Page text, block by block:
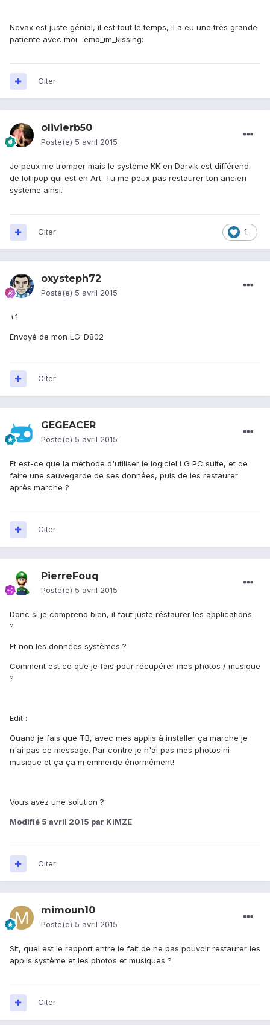
Nevax est juste génial, il est tout le temps, il a eu une très grande
patiente avec moi :emo_im_kissing:
Citer
olivierb50
Posté(e) 5 avril 2015
Je peux me tromper mais le système KK en Darvik est différend
de lollipop qui est en Art. Tu me peux pas restaurer ton ancien
système ainsi.
1
Citer
oxysteph72
Posté(e) 5 avril 2015
+1
Envoyé de mon LG-D802
Citer
GEGEACER
Posté(e) 5 avril 2015
Et est-ce que la méthode d'utiliser le logiciel LG PC suite, et de
faire une sauvegarde de ses données, puis de les restaurer
après marche ?
Citer
PierreFouq
Posté(e) 5 avril 2015
Donc si je comprend bien, il faut juste réstaurer les applications
?
Et non les données systèmes ?
Comment est ce que je fais pour récupérer mes photos / musique
?
Edit :
Quand je fais que TB, avec mes applis à installer ça marche je
n'ai pas ce message. Par contre je n'ai pas mes photos ni
musique et ça ça m'emmerde énormément!
Vous avez une solution ?
Modifié 5 avril 2015 par KiMZE
Citer
mimoun10
Posté(e) 5 avril 2015
Slt, quel est le rapport entre le fait de ne pas pouvoir restaurer les
applis système et les photos et musiques ?
Citer